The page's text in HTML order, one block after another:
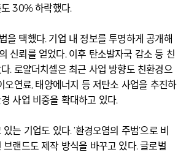
30% 하락했다.
을 택했다. 기업 내 정보를 투명하게 공개해
신뢰를 얻었다. 이후 탄소발자국 감소 등 친
. 로얄더치셀은 최근 사업 방향도 친환경으
오연료, 태양에너지 등 저탄소 사업을 추진하
사업 비중을 확대하고 있다.
는 기업도 있다. ‘환경오염의 주범’으로 비
브랜드도 제작 방식을 바꾸고 있다. 글로벌